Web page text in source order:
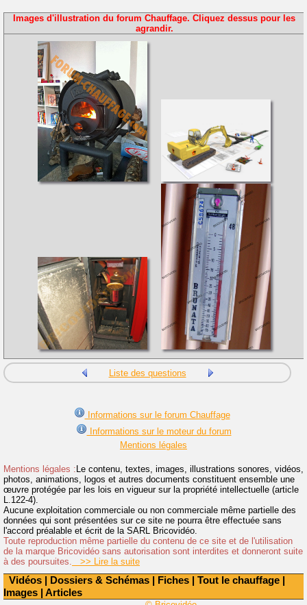
Vidéos | Dossiers & Schémas | Fiches | Tout le chauffage |
Images | Articles
Images d'illustration du forum Chauffage. Cliquez dessus pour les
agrandir.
Liste des questions
Informations sur le forum Chauffage
Informations sur le moteur du forum
Mentions légales
Mentions légales : Le contenu, textes, images, illustrations sonores, vidéos,
photos, animations, logos et autres documents constituent ensemble une
œuvre protégée par les lois en vigueur sur la propriété intellectuelle (article
L.122-4).
Aucune exploitation commerciale ou non commerciale même partielle des
données qui sont présentées sur ce site ne pourra être effectuée sans
l'accord préalable et écrit de la SARL Bricovidéo.
Toute reproduction même partielle du contenu de ce site et de l'utilisation
de la marque Bricovidéo sans autorisation sont interdites et donneront suite
à des poursuites. >> Lire la suite